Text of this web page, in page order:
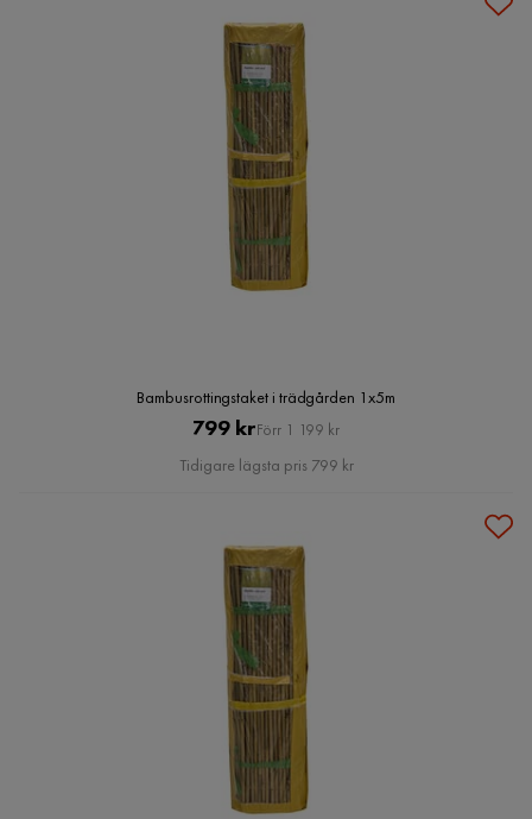
Bambusrottingstaket i trädgården 1x5m
Pris
799 kr Original
Pris
Förr 1 199 kr
Tidigare lägsta pris 799 kr